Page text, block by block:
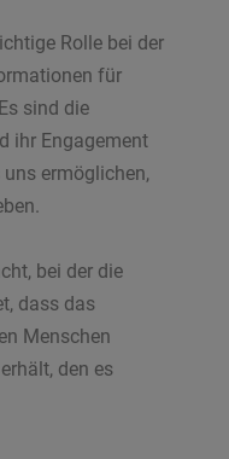
Rolle bei der
für
sind die
ihr Engagement
ermöglichen,
bei der die
dass das
Menschen
den es